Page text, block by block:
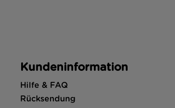
Kundeninformation
Hilfe & FAQ
Rücksendung